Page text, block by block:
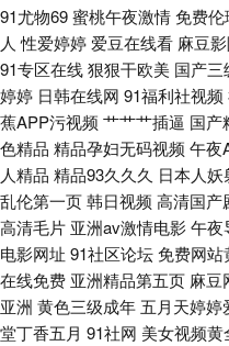
操操青青草导航 天堂在线97 草逼
软件 日本超碰 97視頻 男人天堂
影视 欧美韩日性爱炮图 97色色资
久91人 亚洲无码福利社 免费的成
大香蕉 东方av在线导航 韩国产香
花综和网 国产91视频网站 日本
91尤物69蜜桃午夜激情免费
人 性爱婷婷 爱豆在线看 麻豆
91专区在线狠狠干欧美 国产三
婷婷 日韩在线网 91福利社视频
蕉APP污视频 艹艹艹插逼 国产
色精品 精品孕妇无码视频 午夜
人精品 精品93久久久 日本人妖
乱伦第一页韩日视频 高清国产
高清毛片 亚洲av激情电影午夜
电影网址 91社区论坛免费网站
在线免费 亚洲精品第五页 麻豆
亚洲 黄色三级成年 五月天婷婷
堂丁香五月 91社网 美女视频黄